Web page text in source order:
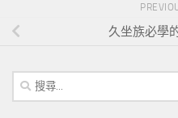
久坐族必學
搜
尋